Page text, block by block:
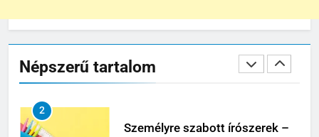
Népszerű tartalom
2
matricák, gravírozás, színek
ISKOLA
3
Mennyibe kerül az